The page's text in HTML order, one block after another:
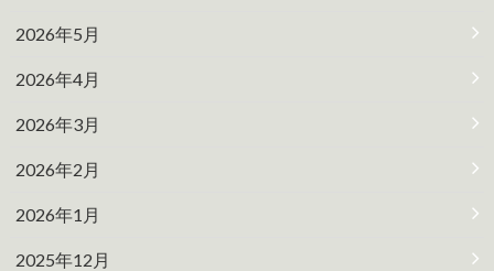
2026年5月
2026年4月
2026年3月
2026年2月
2026年1月
2025年12月